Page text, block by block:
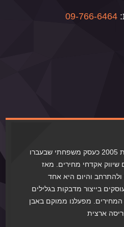
09-766-6464
חברת "אקטיבה" הוקמה בשנת 2005 כעסק משפחתי שבעברו
שנה בתחום שיווק אקדחי מחירים. מאז
והיום היא אחד
בייצור מדבקות בגלילים
המחירים. מפעלנו ממוקם באבן
ארצית